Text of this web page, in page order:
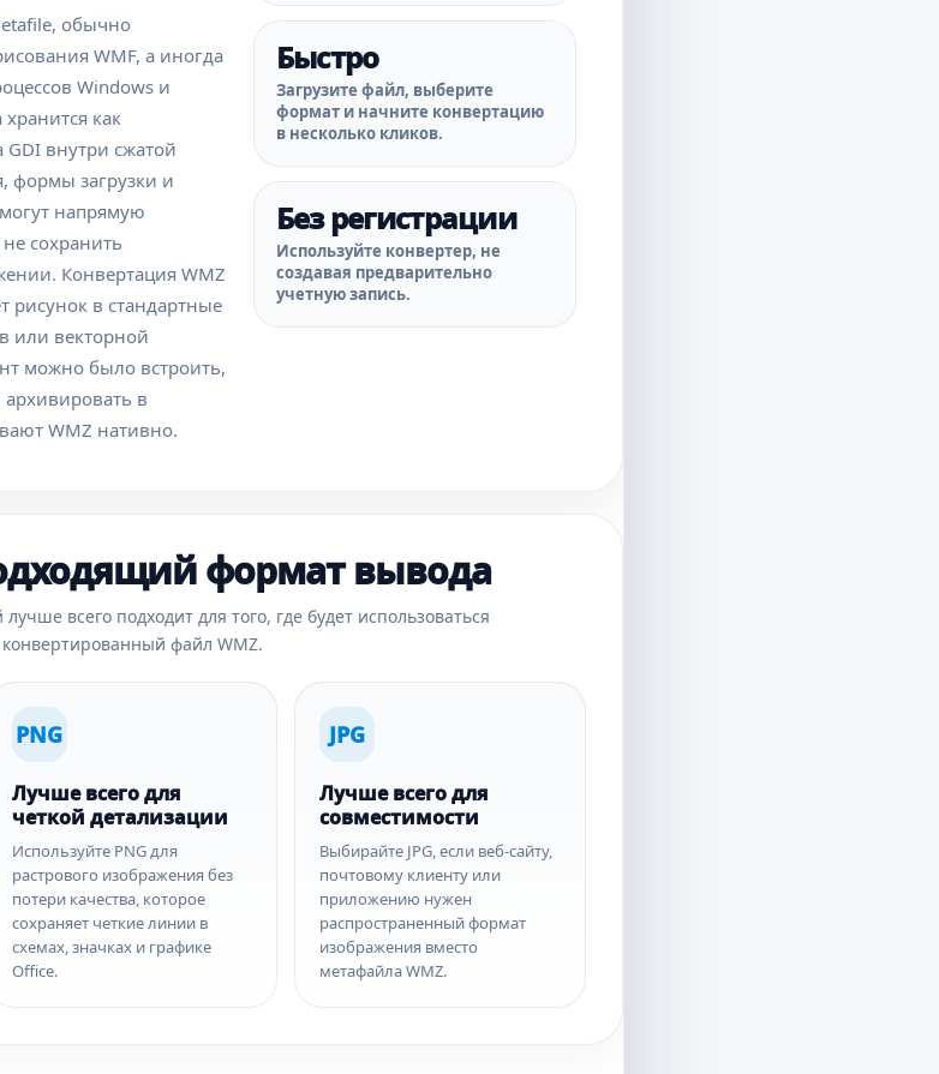
обычно
WMF, а иногда
Windows и
как
внутри сжатой
формы загрузки и
напрямую
сохранить
Конвертация WMZ
рисунок в стандартные
или векторной
можно было встроить,
архивировать в
WMZ нативно.
Быстро
Загрузите файл, выберите
формат и начните конвертацию
в несколько кликов.
Без регистрации
Используйте конвертер, не
создавая предварительно
учетную запись.
формат вывода
всего подходит для того, где будет использоваться
конвертированный файл WMZ.
PNG
Лучше всего для
четкой детализации
Используйте PNG для
растрового изображения без
потери качества, которое
сохраняет четкие линии в
схемах, значках и графике
Office.
JPG
Лучше всего для
совместимости
Выбирайте JPG, если веб-сайту,
почтовому клиенту или
приложению нужен
распространенный формат
изображения вместо
метафайла WMZ.